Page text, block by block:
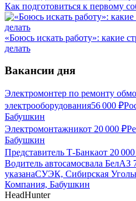
Как подготовиться к первому
«Боюсь искать работу»: какие
делать
Вакансии дня
Электромонтер по ремонту
электрооборудования56 000 ₽
Бабушкин
Электромонтажникот 20 000 ₽
Бабушкин
Представитель Т-Банкаот 20 000
Водитель автосамосвала БелАЗ
указанаСУЭК, Сибирская
Компания, Бабушкин
HeadHunter